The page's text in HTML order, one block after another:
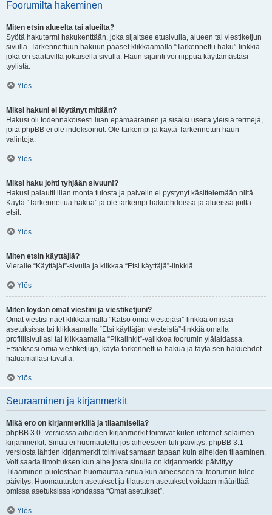
Foorumilta hakeminen
Miten etsin alueelta tai alueilta?
Syötä hakutermi hakukenttään, joka sijaitsee etusivulla, alueen tai viestiketjun
sivulla. Tarkennettuun hakuun pääset klikkaamalla “Tarkennettu haku”-linkkiä
joka on saatavilla jokaisella sivulla. Haun sijainti voi riippua käyttämästäsi
tyylistä.
Ylös
Miksi hakuni ei löytänyt mitään?
Hakusi oli todennäköisesti liian epämääräinen ja sisälsi useita yleisiä termejä,
joita phpBB ei ole indeksoinut. Ole tarkempi ja käytä Tarkennetun haun
valintoja.
Ylös
Miksi haku johti tyhjään sivuun!?
Hakusi palautti liian monta tulosta ja palvelin ei pystynyt käsittelemään niitä.
Käytä “Tarkennettua hakua” ja ole tarkempi hakuehdoissa ja alueissa joilta
etsit.
Ylös
Miten etsin käyttäjiä?
Vieraile “Käyttäjät”-sivulla ja klikkaa “Etsi käyttäjä”-linkkiä.
Ylös
Miten löydän omat viestini ja viestiketjuni?
Omat viestisi näet klikkaamalla “Katso omia viestejäsi”-linkkiä omissa
asetuksissa tai klikkaamalla “Etsi käyttäjän viesteistä”-linkkiä omalla
profiilisivullasi tai klikkaamalla “Pikalinkit”-valikkoa foorumin ylälaidassa.
Etsiäksesi omia viestiketjuja, käytä tarkennettua hakua ja täytä sen hakuehdot
haluamallasi tavalla.
Ylös
Seuraaminen ja kirjanmerkit
Mikä ero on kirjanmerkillä ja tilaamisella?
phpBB 3.0 -versiossa aiheiden kirjanmerkit toimivat kuten internet-selaimen
kirjanmerkit. Sinua ei huomautettu jos aiheeseen tuli päivitys. phpBB 3.1 -
versiosta lähtien kirjanmerkit toimivat samaan tapaan kuin aiheiden tilaaminen.
Voit saada ilmoituksen kun aihe josta sinulla on kirjanmerkki päivittyy.
Tilaaminen puolestaan huomauttaa sinua kun aiheeseen tai foorumiin tulee
päivitys. Huomautusten asetukset ja tilausten asetukset voidaan määrittää
omissa asetuksissa kohdassa “Omat asetukset”.
Ylös